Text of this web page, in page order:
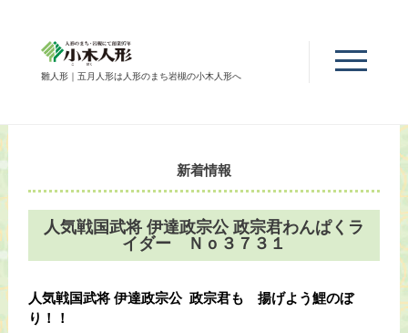
雛人形｜五月人形は人形のまち岩槻の小木人形へ
新着情報
人気戦国武将 伊達政宗公 政宗君わんぱくラ
イダー Ｎｏ３７３１
人気戦国武将 伊達政宗公 政宗君も 揚げよう鯉のぼ
り！！